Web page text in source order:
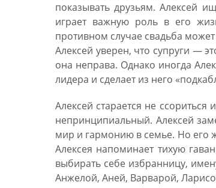
показывать друзьям. Алексей
играет важную роль в его
противном случае свадьба может
Алексей уверен, что супруги —
она неправа. Однако иногда
лидера и сделает из него
Алексей старается не
непринципиальный. Алексей
мир и гармонию в семье. Но его
Алексея напоминает тихую
выбирать себе избранницу,
Анжелой, Аней, Варварой,